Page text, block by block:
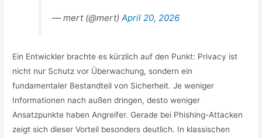
— mert (@mert)April 20, 2026
Ein Entwickler brachte es kürzlich auf den Punkt: Privacy ist
nicht nur Schutz vor Überwachung, sondern ein
fundamentaler Bestandteil von Sicherheit. Je weniger
Informationen nach außen dringen, desto weniger
Ansatzpunkte haben Angreifer. Gerade bei Phishing-Attacken
zeigt sich dieser Vorteil besonders deutlich. In klassischen